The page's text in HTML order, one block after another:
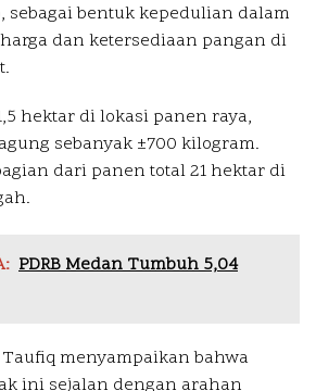
sebagai bentuk kepedulian dalam
dan ketersediaan pangan di
hektar di lokasi panen raya,
sebanyak ±700 kilogram.
dari panen total 21 hektar di
PDRB Medan Tumbuh 5,04
menyampaikan bahwa
ini sejalan dengan arahan